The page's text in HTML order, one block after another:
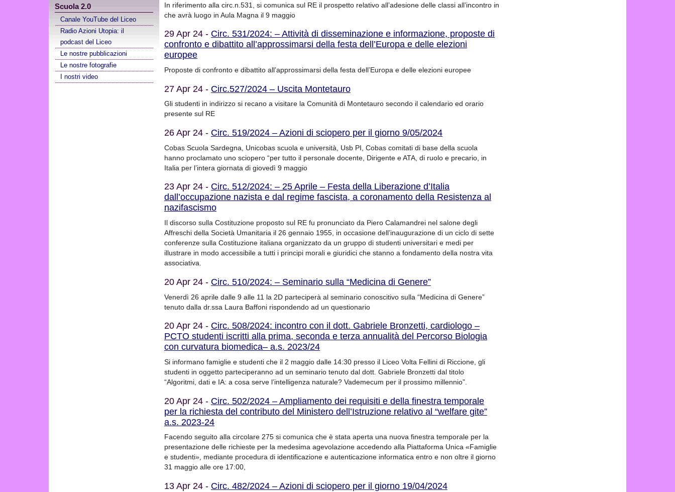
Scuola 2.0
Canale YouTube del Liceo
Radio Azioni Utopia: il
podcast del Liceo
Le nostre pubblicazioni
Le nostre fotografie
I nostri video
In riferimento alla circ.n.531, si comunica sul RE il prospetto relativo all’adesione delle classi all’incontro in
che avrà luogo in Aula Magna il 9 maggio
29 Apr 24 - Circ. 531/2024: – Attività di disseminazione e informazione, proposte di
confronto e dibattito all’approssimarsi della festa dell’Europa e delle elezioni
europee
Proposte di confronto e dibattito all’approssimarsi della festa dell’Europa e delle elezioni europee
27 Apr 24 - Circ.527/2024 – Uscita Montetauro
Gli studenti in indirizzo si recano a visitare la Comunità di Montetauro secondo il calendario ed orario
presente sul RE
26 Apr 24 - Circ. 519/2024 – Azioni di sciopero per il giorno 9/05/2024
Cobas Scuola Sardegna, Unicobas scuola e università, Usb PI, Cobas comitati di base della scuola
hanno proclamato uno sciopero “per tutto il personale docente, Dirigente e ATA, di ruolo e precario, in
Italia per l’intera giornata di giovedì 9 maggio
23 Apr 24 - Circ. 512/2024: – 25 Aprile – Festa della Liberazione d’Italia
dall’occupazione nazista e dal regime fascista, a coronamento della Resistenza al
nazifascismo
Il discorso sulla Costituzione proposto sul RE fu pronunciato da Piero Calamandrei nel salone degli
Affreschi della Società Umanitaria il 26 gennaio 1955, in occasione dell’inaugurazione di un ciclo di sette
conferenze sulla Costituzione italiana organizzato da un gruppo di studenti universitari e medi per
illustrare in modo accessibile a tutti i principi morali e giuridici che stanno a fondamento della nostra vita
associativa.
20 Apr 24 - Circ. 510/2024: – Seminario sulla “Medicina di Genere”
Venerdì 26 aprile dalle 9 alle 11 la 2D parteciperà al seminario conoscitivo sulla “Medicina di Genere”
tenuto dalla dr.ssa Laura Baffoni rispondendo ad un questionario
20 Apr 24 - Circ. 508/2024: incontro con il dott. Gabriele Bronzetti, cardiologo –
PCTO studenti iscritti alla prima, seconda e terza annualità del Percorso Biologia
con curvatura biomedica– a.s. 2023/24
Si informano famiglie e studenti che il 2 maggio dalle 14:30 presso il Liceo Volta Fellini di Riccione, gli
studenti in oggetto parteciperanno ad un seminario tenuto dal dott. Gabriele Bronzetti dal titolo
“Algoritmi, dati e IA: a cosa serve l’intelligenza naturale? Vademecum per il prossimo millennio”.
20 Apr 24 - Circ. 502/2024 – Ampliamento dei requisiti e della finestra temporale
per la richiesta del contributo del Ministero dell’Istruzione relativo al “welfare gite”
a.s. 2023-24
Facendo seguito alla circolare 275 si comunica che è stata aperta una nuova finestra temporale per la
presentazione delle richieste per la medesima agevolazione accedendo alla Piattaforma Unica «Famiglie
e studenti», mediante procedura di identificazione e autenticazione informatica entro e non oltre il giorno
31 maggio alle ore 17:00,
13 Apr 24 - Circ. 482/2024 – Azioni di sciopero per il giorno 19/04/2024